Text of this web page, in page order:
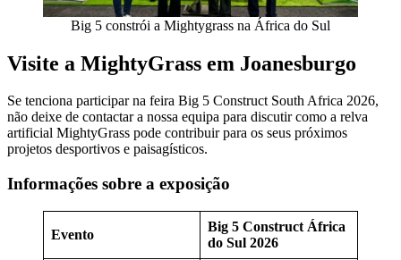
Big 5 constrói a Mightygrass na África do Sul
Visite a MightyGrass em Joanesburgo
Se tenciona participar na feira Big 5 Construct South Africa 2026,
não deixe de contactar a nossa equipa para discutir como a relva
artificial MightyGrass pode contribuir para os seus próximos
projetos desportivos e paisagísticos.
Informações sobre a exposição
Evento
Big 5 Construct África
do Sul 2026